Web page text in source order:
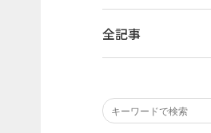
全記事